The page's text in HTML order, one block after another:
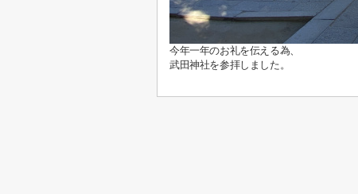
今年一年のお礼を伝える為、
武田神社を参拝しました。